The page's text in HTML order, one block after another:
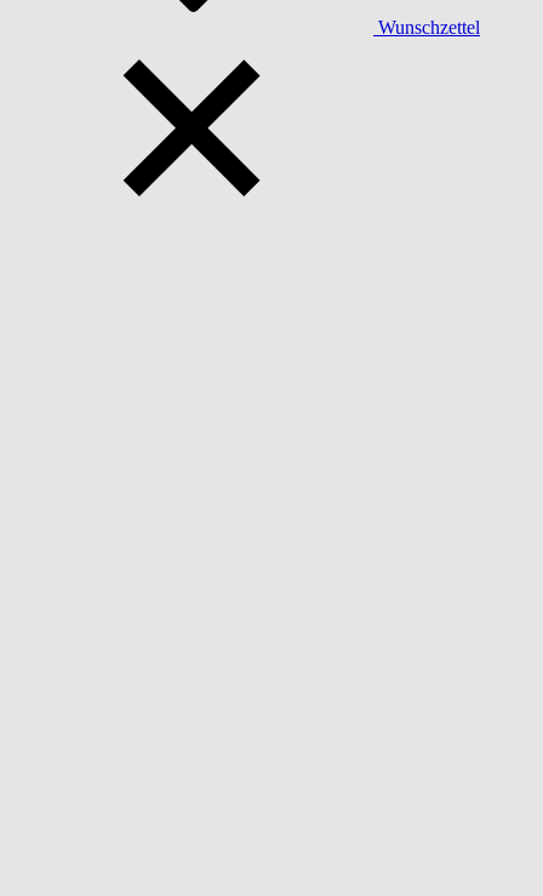
Wunschzettel